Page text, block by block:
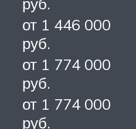
от 1 446 000
руб.
от 1 774 000
руб.
от 1 774 000
руб.